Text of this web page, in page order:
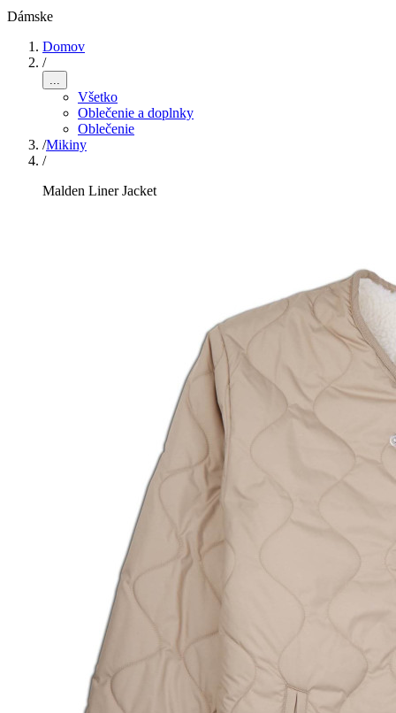
Dámske
Domov
/
...
Všetko
Oblečenie a doplnky
Oblečenie
/Mikiny
/
Malden Liner Jacket